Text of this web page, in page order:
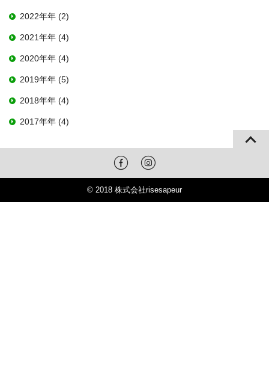
2022年年 (2)
2021年年 (4)
2020年年 (4)
2019年年 (5)
2018年年 (4)
2017年年 (4)
© 2018 株式会社risesapeur